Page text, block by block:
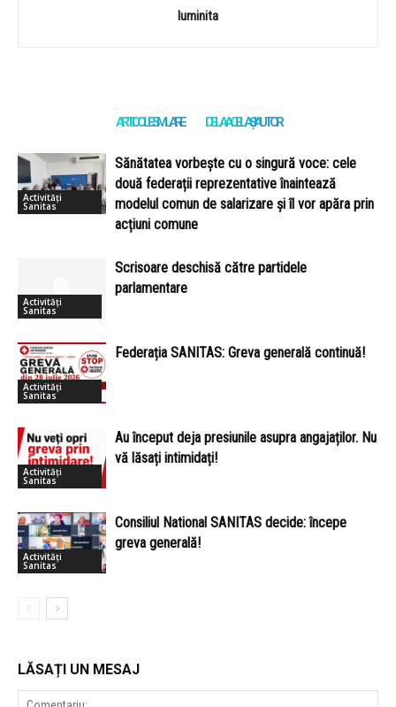
luminita
ARTICOLE SIMILARE DE LA ACELAȘI AUTOR
Activități
Sanitas
Sănătatea vorbește cu o singură voce: cele
două federații reprezentative înaintează
modelul comun de salarizare și îl vor apăra prin
acțiuni comune
Activități
Sanitas
Scrisoare deschisă către partidele
parlamentare
Activități
Sanitas
Federația SANITAS: Greva generală continuă!
Activități
Sanitas
Au început deja presiunile asupra angajaților. Nu
vă lăsați intimidați!
Activități
Sanitas
Consiliul National SANITAS decide: începe
greva generală!
LĂSAȚI UN MESAJ